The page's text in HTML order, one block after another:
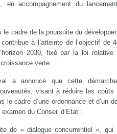
en accompagnement du
le cadre de la poursuite du
à l’atteinte de l’objectif de
2030, fixé par la loi
verte.
a annoncé que cette
visant à réduire les coûts
le cadre d’une ordonnance et d’un
du Conseil d’Etat :
de « dialogue concurrentiel », qui